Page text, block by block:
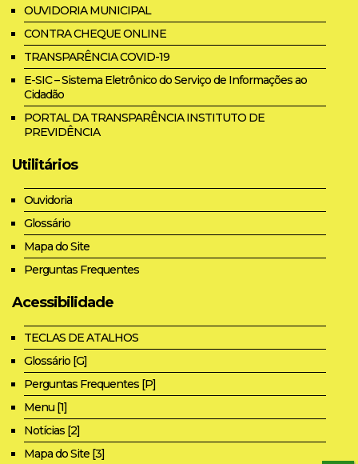
OUVIDORIA MUNICIPAL
CONTRA CHEQUE ONLINE
TRANSPARÊNCIA COVID-19
E-SIC – Sistema Eletrônico do Serviço de Informações ao
Cidadão
PORTAL DA TRANSPARÊNCIA INSTITUTO DE
PREVIDÊNCIA
Utilitários
Ouvidoria
Glossário
Mapa do Site
Perguntas Frequentes
Acessibilidade
TECLAS DE ATALHOS
Glossário [G]
Perguntas Frequentes [P]
Menu [1]
Notícias [2]
Mapa do Site [3]